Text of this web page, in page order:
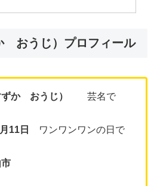
おうじ）プロフィール
ずか おうじ）
芸名で
11日
ワンワンワンの日で